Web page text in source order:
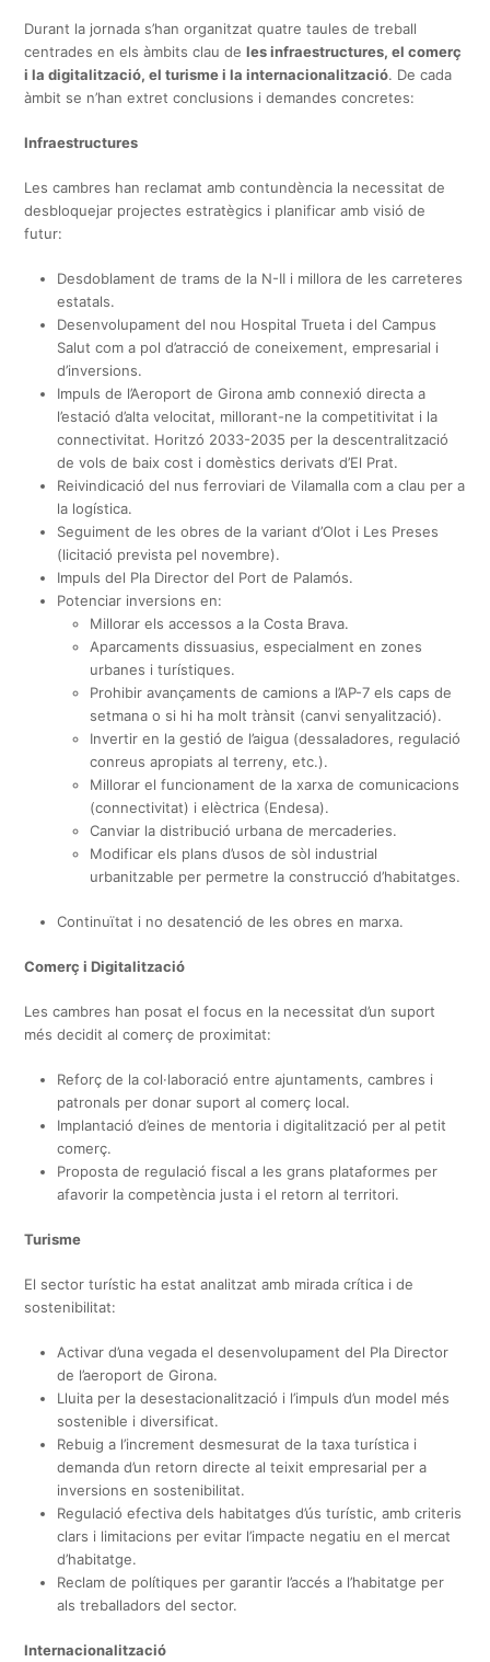
Durant la jornada s’han organitzat quatre taules de treball
centrades en els àmbits clau deles infraestructures, el comerç
i la digitalització, el turisme i la internacionalització. De cada
àmbit se n’han extret conclusions i demandes concretes:
Infraestructures
Les cambres han reclamat amb contundència la necessitat de
desbloquejar projectes estratègics i planificar amb visió de
futur:
Desdoblament de trams de la N-II i millora de les carreteres
estatals.
Desenvolupament del nou Hospital Trueta i del Campus
Salut com a pol d’atracció de coneixement, empresarial i
d’inversions.
Impuls de l’Aeroport de Girona amb connexió directa a
l’estació d’alta velocitat, millorant-ne la competitivitat i la
connectivitat. Horitzó 2033-2035 per la descentralització
de vols de baix cost i domèstics derivats d’El Prat.
Reivindicació del nus ferroviari de Vilamalla com a clau per a
la logística.
Seguiment de les obres de la variant d’Olot i Les Preses
(licitació prevista pel novembre).
Impuls del Pla Director del Port de Palamós.
Potenciar inversions en:
Millorar els accessos a la Costa Brava.
Aparcaments dissuasius, especialment en zones
urbanes i turístiques.
Prohibir avançaments de camions a l’AP-7 els caps de
setmana o si hi ha molt trànsit (canvi senyalització).
Invertir en la gestió de l’aigua (dessaladores, regulació
conreus apropiats al terreny, etc.).
Millorar el funcionament de la xarxa de comunicacions
(connectivitat) i elèctrica (Endesa).
Canviar la distribució urbana de mercaderies.
Modificar els plans d’usos de sòl industrial
urbanitzable per permetre la construcció d’habitatges.
Continuïtat i no desatenció de les obres en marxa.
Comerç i Digitalització
Les cambres han posat el focus en la necessitat d’un suport
més decidit al comerç de proximitat:
Reforç de la col·laboració entre ajuntaments, cambres i
patronals per donar suport al comerç local.
Implantació d’eines de mentoria i digitalització per al petit
comerç.
Proposta de regulació fiscal a les grans plataformes per
afavorir la competència justa i el retorn al territori.
Turisme
El sector turístic ha estat analitzat amb mirada crítica i de
sostenibilitat:
Activar d’una vegada el desenvolupament del Pla Director
de l’aeroport de Girona.
Lluita per la desestacionalització i l’impuls d’un model més
sostenible i diversificat.
Rebuig a l’increment desmesurat de la taxa turística i
demanda d’un retorn directe al teixit empresarial per a
inversions en sostenibilitat.
Regulació efectiva dels habitatges d’ús turístic, amb criteris
clars i limitacions per evitar l’impacte negatiu en el mercat
d’habitatge.
Reclam de polítiques per garantir l’accés a l’habitatge per
als treballadors del sector.
Internacionalització